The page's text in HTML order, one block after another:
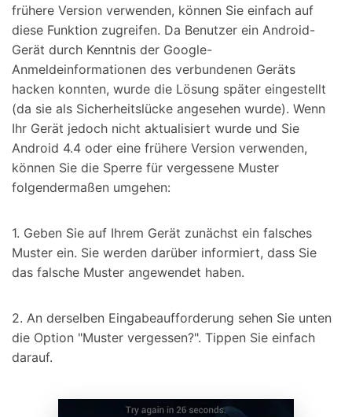
frühere Version verwenden, können Sie einfach auf
diese Funktion zugreifen. Da Benutzer ein Android-
Gerät durch Kenntnis der Google-
Anmeldeinformationen des verbundenen Geräts
hacken konnten, wurde die Lösung später eingestellt
(da sie als Sicherheitslücke angesehen wurde). Wenn
Ihr Gerät jedoch nicht aktualisiert wurde und Sie
Android 4.4 oder eine frühere Version verwenden,
können Sie die Sperre für vergessene Muster
folgendermaßen umgehen:
1. Geben Sie auf Ihrem Gerät zunächst ein falsches
Muster ein. Sie werden darüber informiert, dass Sie
das falsche Muster angewendet haben.
2. An derselben Eingabeaufforderung sehen Sie unten
die Option "Muster vergessen?". Tippen Sie einfach
darauf.